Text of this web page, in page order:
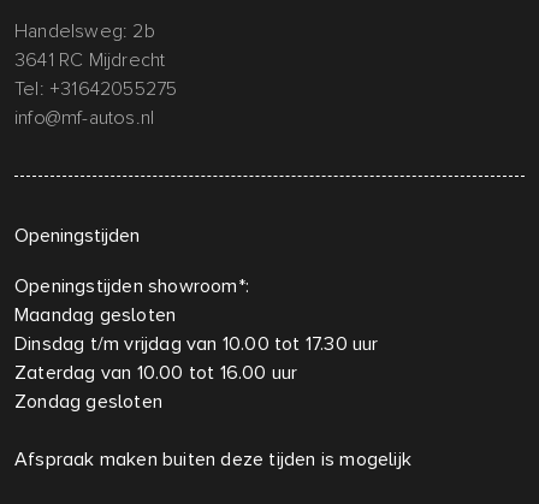
Handelsweg: 2b
3641 RC Mijdrecht
Tel: +31642055275
info@mf-autos.nl
Openingstijden
Openingstijden showroom*:
Maandag gesloten
Dinsdag t/m vrijdag van 10.00 tot 17.30 uur
Zaterdag van 10.00 tot 16.00 uur
Zondag gesloten
Afspraak maken buiten deze tijden is mogelijk